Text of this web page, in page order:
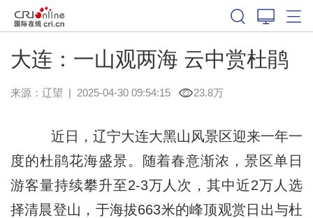
大连：一山观两海 云中赏杜鹃
来源： 辽望 | 2025-04-30 09:54:15 23.8万
‌ 近日，辽宁大连大黑山风景区迎来一年一
度的杜鹃花海盛景。随着春意渐浓，景区单日
游客量持续攀升至2-3万人次，其中近2万人选
择清晨登山，于海拔663米的峰顶观赏日出与杜